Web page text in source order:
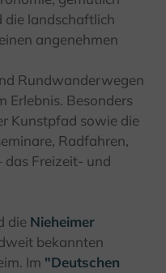
die landschaftlich
angenehmen
Rundwanderwegen
Erlebnis. Besonders
Kunstpfad sowie die
Radfahren,
das Freizeit- und
die Nieheimer
bekannten
Im "Deutschen